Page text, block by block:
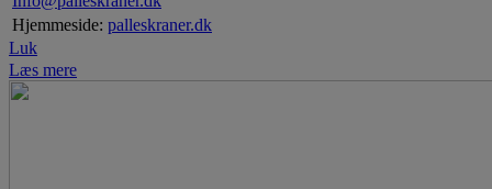
Hjemmeside: palleskraner.dk
Luk
Læs mere